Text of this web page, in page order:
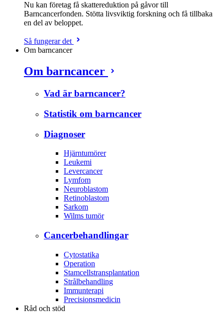
Nu kan företag få skattereduktion på gåvor till
Barncancerfonden. Stötta livsviktig forskning och få tillbaka
en del av beloppet.
Så fungerar det
Om barncancer
Om barncancer
Vad är barncancer?
Statistik om barncancer
Diagnoser
Hjärntumörer
Leukemi
Levercancer
Lymfom
Neuroblastom
Retinoblastom
Sarkom
Wilms tumör
Cancerbehandlingar
Cytostatika
Operation
Stamcellstransplantation
Strålbehandling
Immunterapi
Precisionsmedicin
Råd och stöd